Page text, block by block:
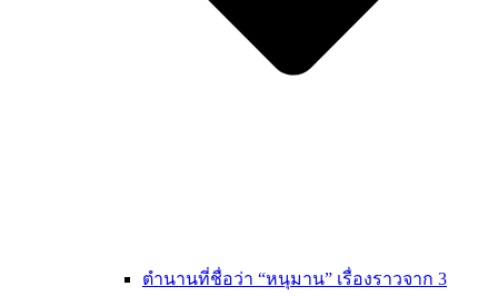
ตำนานที่ชื่อว่า “หนุมาน” เรื่องราวจาก 3